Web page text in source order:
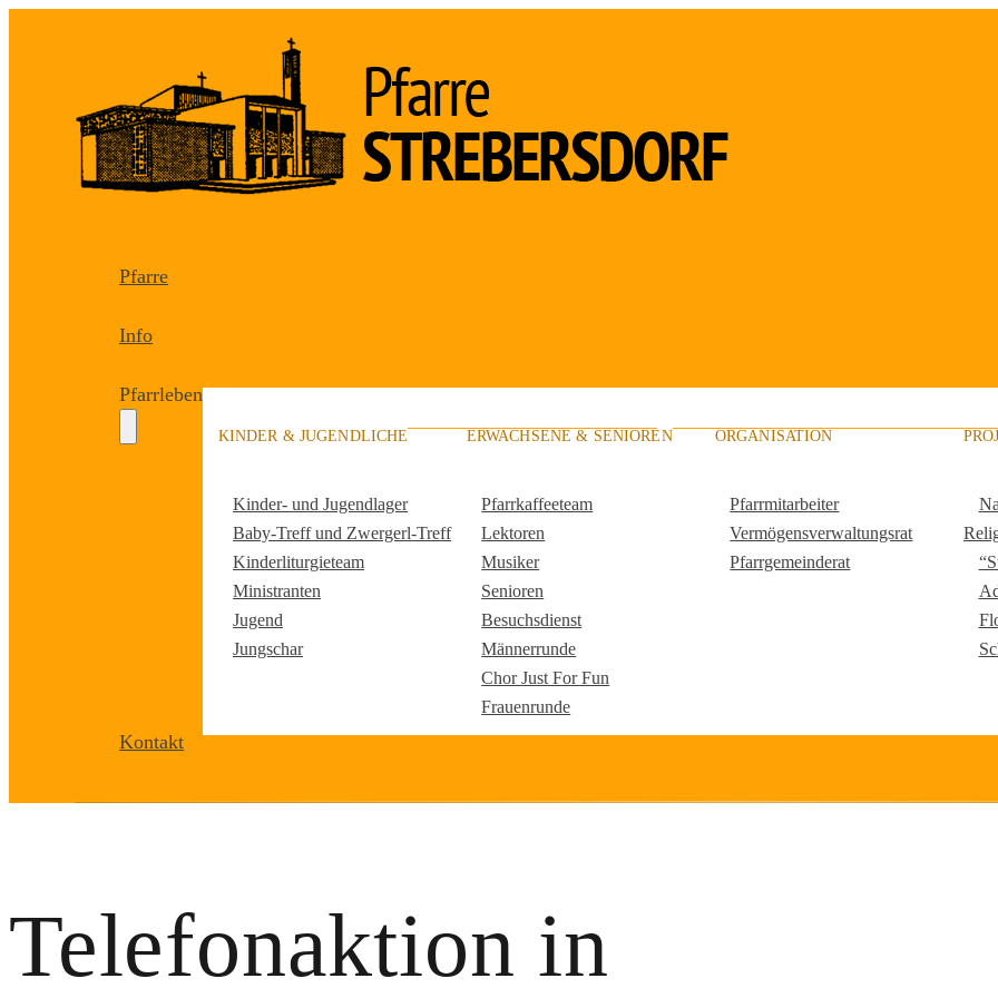
Pfarre
Info
Pfarrleben
KINDER & JUGENDLICHE
Kinder- und Jugendlager
Baby-Treff und Zwergerl-Treff
Kinderliturgieteam
Ministranten
Jugend
Jungschar
ERWACHSENE & SENIOREN
Pfarrkaffeeteam
Lektoren
Musiker
Senioren
Besuchsdienst
Männerrunde
Chor Just For Fun
Frauenrunde
ORGANISATION
Pfarrmitarbeiter
Vermögensverwaltungsrat
Pfarrgemeinderat
Kontakt
Telefonaktion in